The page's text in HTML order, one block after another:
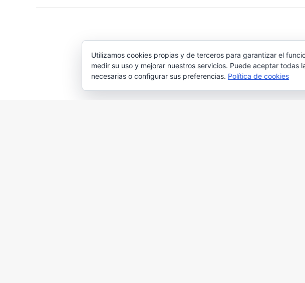
Utilizamos cookies propias y de terceros para garantizar el
medir su uso y mejorar nuestros servicios. Puede aceptar todas
necesarias o configurar sus preferencias. Política de cookies